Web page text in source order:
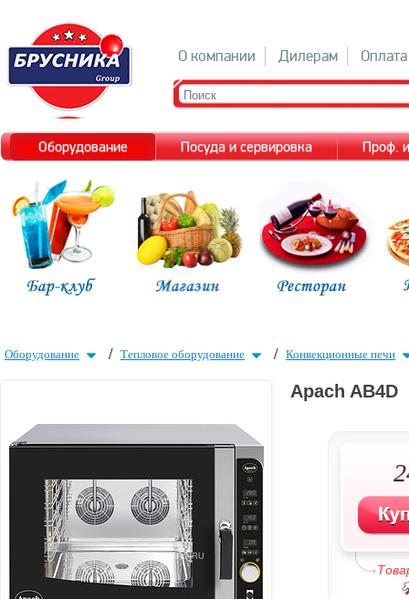
О компании Дилерам Оплата
Оборудование Посуда и сервировка Проф.
Оборудование / Тепловое оборудование / Конвекционные печи
Apach AB4D